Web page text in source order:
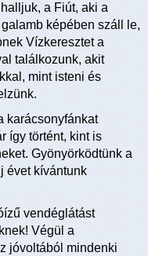
a Fiút, aki a
képében száll le,
Vízkeresztet a
találkozunk, akit
mint isteni és
karácsonyfánkat
így történt, kint is
Gyönyörködtünk a
évet kívántunk
vendéglátást
Végül a
jóvoltából mindenki